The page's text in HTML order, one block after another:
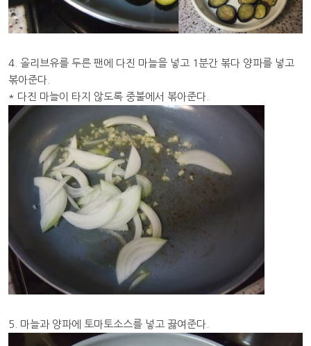
4. 올리브유를 두른 팬에 다진 마늘을 넣고 1분간 볶다 양파를 넣고
볶아준다.
* 다진 마늘이 타지 않도록 중불에서 볶아준다.
5. 마늘과 양파에 토마토소스를 넣고 끓여준다.